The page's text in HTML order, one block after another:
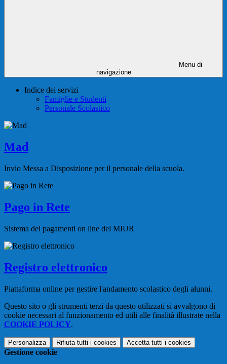
Menu di
navigazione
Indice dei servizi
Famiglie e Studenti
Personale Scolastico
Mad
Invio Messa a Disposizione per il personale della scuola.
Pago in Rete
Sistema dei pagamenti on line del MIUR
Registro elettronico
Piattaforma online per gestire l'andamento scolastico degli alunni.
Questo sito o gli strumenti terzi da questo utilizzati si avvalgono di
cookie necessari al funzionamento ed utili alle finalità illustrate nella
COOKIE POLICY.
Personalizza Rifiuta tutti i cookies Accetta tutti i cookies
Gestione cookie